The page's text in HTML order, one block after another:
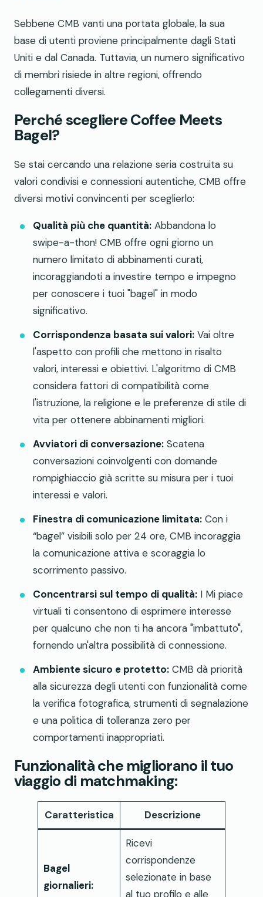
Sebbene CMB vanti una portata globale, la sua
base di utenti proviene principalmente dagli Stati
Uniti e dal Canada. Tuttavia, un numero significativo
di membri risiede in altre regioni, offrendo
collegamenti diversi.
Perché scegliere Coffee Meets
Bagel?
Se stai cercando una relazione seria costruita su
valori condivisi e connessioni autentiche, CMB offre
diversi motivi convincenti per sceglierlo:
Qualità più che quantità: Abbandona lo
swipe-a-thon! CMB offre ogni giorno un
numero limitato di abbinamenti curati,
incoraggiandoti a investire tempo e impegno
per conoscere i tuoi "bagel" in modo
significativo.
Corrispondenza basata sui valori: Vai oltre
l'aspetto con profili che mettono in risalto
valori, interessi e obiettivi. L'algoritmo di CMB
considera fattori di compatibilità come
l'istruzione, la religione e le preferenze di stile di
vita per ottenere abbinamenti migliori.
Avviatori di conversazione: Scatena
conversazioni coinvolgenti con domande
rompighiaccio già scritte su misura per i tuoi
interessi e valori.
Finestra di comunicazione limitata: Con i
“bagel” visibili solo per 24 ore, CMB incoraggia
la comunicazione attiva e scoraggia lo
scorrimento passivo.
Concentrarsi sul tempo di qualità: I Mi piace
virtuali ti consentono di esprimere interesse
per qualcuno che non ti ha ancora "imbattuto",
fornendo un'altra possibilità di connessione.
Ambiente sicuro e protetto: CMB dà priorità
alla sicurezza degli utenti con funzionalità come
la verifica fotografica, strumenti di segnalazione
e una politica di tolleranza zero per
comportamenti inappropriati.
Funzionalità che migliorano il tuo
viaggio di matchmaking:
Caratteristica Descrizione
Bagel
giornalieri:
Ricevi
corrispondenze
selezionate in base
al tuo profilo e alle